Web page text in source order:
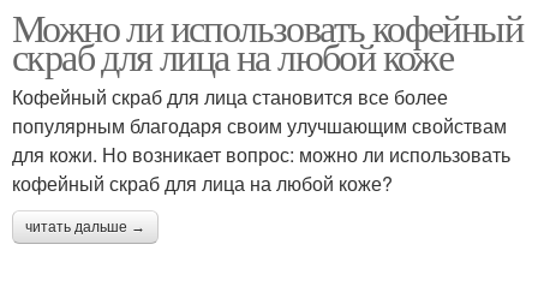
Можно ли использовать кофейный
скраб для лица на любой коже
Кофейный скраб для лица становится все более
популярным благодаря своим улучшающим свойствам
для кожи. Но возникает вопрос: можно ли использовать
кофейный скраб для лица на любой коже?
читать дальше →